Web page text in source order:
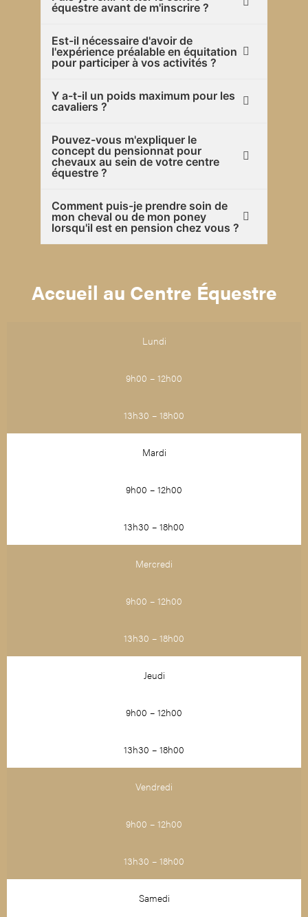
équestre avant de m'inscrire ?
Est-il nécessaire d'avoir de
l'expérience préalable en équitation
pour participer à vos activités ?
Y a-t-il un poids maximum pour les
cavaliers ?
Pouvez-vous m'expliquer le
concept du pensionnat pour
chevaux au sein de votre centre
équestre ?
Comment puis-je prendre soin de
mon cheval ou de mon poney
lorsqu'il est en pension chez vous ?
Accueil au Centre Équestre
Lundi
9h00 – 12h00
13h30 – 18h00
Mardi
9h00 – 12h00
13h30 – 18h00
Mercredi
9h00 – 12h00
13h30 – 18h00
Jeudi
9h00 – 12h00
13h30 – 18h00
Vendredi
9h00 – 12h00
13h30 – 18h00
Samedi